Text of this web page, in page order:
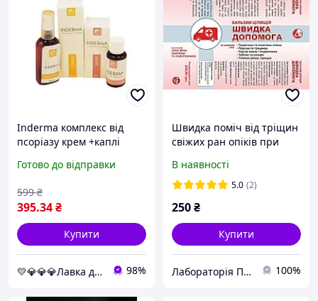
Inderma комплекс від
псоріазу крем +каплі
Готово до відправки
395.34₴
599 ₴
Купити
💛💎💎💎Лавка для здоров"я топ 💛💎💎💎 98%
Швидка поміч від тріщин
свіжих ран опіків при
інфю.порізах , мозолях,
пролежнях
В наявності
5.0 (2)
250₴
Купити
Лабораторія Прайд 100%